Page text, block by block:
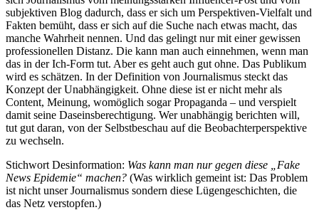
subjektiven Blog dadurch, dass er sich um Perspektiven-Vielfalt und
Fakten bemüht, dass er sich auf die Suche nach etwas macht, das
manche Wahrheit nennen. Und das gelingt nur mit einer gewissen
professionellen Distanz. Die kann man auch einnehmen, wenn man
das in der Ich-Form tut. Aber es geht auch gut ohne. Das Publikum
wird es schätzen. In der Definition von Journalismus steckt das
Konzept der Unabhängigkeit. Ohne diese ist er nicht mehr als
Content, Meinung, womöglich sogar Propaganda – und verspielt
damit seine Daseinsberechtigung. Wer unabhängig berichten will,
tut gut daran, von der Selbstbeschau auf die Beobachterperspektive
zu wechseln.
Stichwort Desinformation: Was kann man nur gegen diese „Fake
News Epidemie“ machen? (Was wirklich gemeint ist: Das Problem
ist nicht unser Journalismus sondern diese Lügengeschichten, die
das Netz verstopfen.)